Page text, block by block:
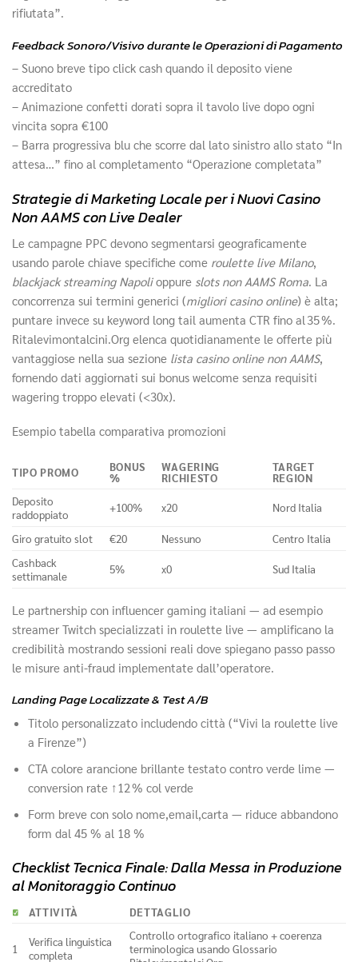
rifiutata”.
Feedback Sonoro/Visivo durante le Operazioni di Pagamento
– Suono breve tipo click cash quando il deposito viene
accreditato
– Animazione confetti dorati sopra il tavolo live dopo ogni
vincita sopra €100
– Barra progressiva blu che scorre dal lato sinistro allo stato “In
attesa…” fino al completamento “Operazione completata”
Strategie di Marketing Locale per i Nuovi Casino
Non AAMS con Live Dealer
Le campagne PPC devono segmentarsi geograficamente
usando parole chiave specifiche come roulette live Milano,
blackjack streaming Napolioppure slots non AAMS Roma . La
concorrenza sui termini generici (migliori casino online) è alta;
puntare invece su keyword long tail aumenta CTR fino al 35 %.
Ritalevimontalcini.Org elenca quotidianamente le offerte più
vantaggiose nella sua sezione lista casino online non AAMS,
fornendo dati aggiornati sui bonus welcome senza requisiti
wagering troppo elevati (<30x).
Esempio tabella comparativa promozioni
TIPO PROMO
BONUS
%
WAGERING
RICHIESTO
TARGET
REGION
Deposito
raddoppiato
+100% x20 Nord Italia
Giro gratuito slot €20 Nessuno
Centro Italia
Cashback
settimanale
5% x0 Sud Italia
Le partnership con influencer gaming italiani — ad esempio
streamer Twitch specializzati in roulette live — amplificano la
credibilità mostrando sessioni reali dove spiegano passo passo
le misure anti‑fraud implementate dall’operatore.
Landing Page Localizzate & Test A/B
Titolo personalizzato includendo città (“Vivi la roulette live
a Firenze”)
CTA colore arancione brillante testato contro verde lime —
conversion rate ↑12 % col verde
Form breve con solo nome,email,carta — riduce abbandono
form dal 45 % al 18 %
Checklist Tecnica Finale: Dalla Messa in Produzione
al Monitoraggio Continuo
ATTIVITÀ DETTAGLIO
1
Verifica linguistica
completa
Controllo ortografico italiano + coerenza
terminologica usando Glossario